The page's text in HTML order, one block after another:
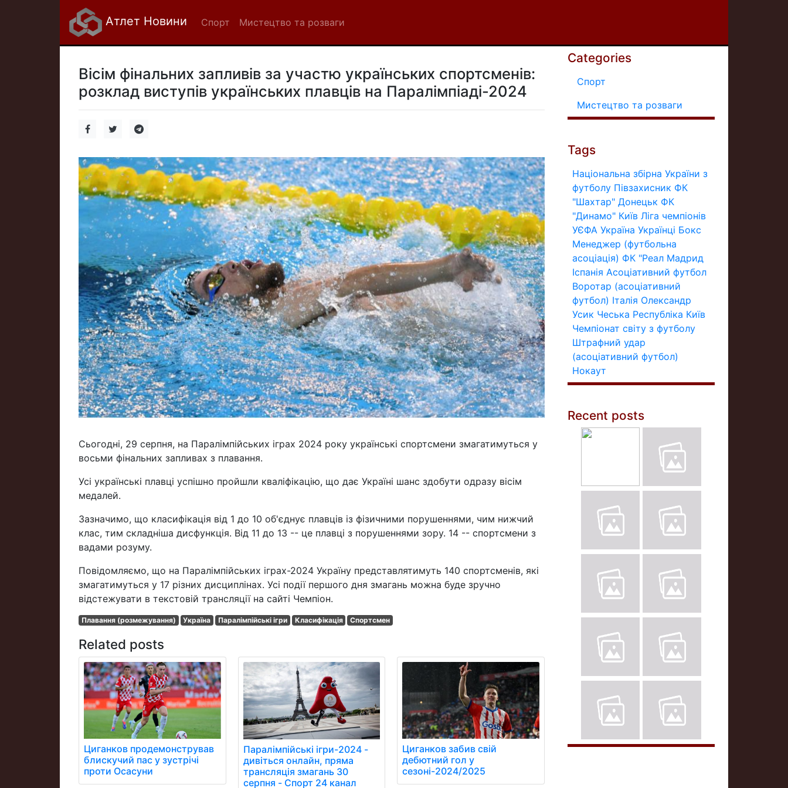
Атлет Новини Спорт Мистецтво та розваги
Вісім фінальних запливів за участю українських спортсменів:
розклад виступів українських плавців на Паралімпіаді-2024
Сьогодні, 29 серпня, на Паралімпійських іграх 2024 року українські спортсмени змагатимуться у
восьми фінальних запливах з плавання.
Усі українські плавці успішно пройшли кваліфікацію, що дає Україні шанс здобути одразу вісім
медалей.
Зазначимо, що класифікація від 1 до 10 об'єднує плавців із фізичними порушеннями, чим нижчий
клас, тим складніша дисфункція. Від 11 до 13 -- це плавці з порушеннями зору. 14 -- спортсмени з
вадами розуму.
Повідомляємо, що на Паралімпійських іграх-2024 Україну представлятимуть 140 спортсменів, які
змагатимуться у 17 різних дисциплінах. Усі події першого дня змагань можна буде зручно
відстежувати в текстовій трансляції на сайті Чемпіон.
Плавання (розмежування) Україна Паралімпійські ігри Класифікація Спортсмен
Related posts
Циганков продемонстрував
блискучий пас у зустрічі
проти Осасуни
Паралімпійські ігри-2024 -
дивіться онлайн, пряма
трансляція змагань 30
серпня - Спорт 24 канал
Циганков забив свій
дебютний гол у
сезоні-2024/2025
Categories
Спорт
Мистецтво та розваги
Tags
Національна збірна України з
футболу Півзахисник ФК
"Шахтар" Донецьк ФК
"Динамо" Київ Ліга чемпіонів
УЄФА Україна Українці Бокс
Менеджер (футбольна
асоціація) ФК "Реал Мадрид
Іспанія Асоціативний футбол
Воротар (асоціативний
футбол) Італія Олександр
Усик Чеська Республіка Київ
Чемпіонат світу з футболу
Штрафний удар
(асоціативний футбол)
Нокаут
Recent posts